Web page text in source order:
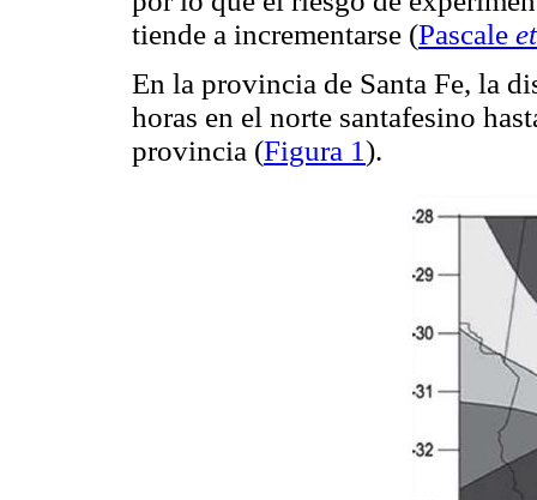
tiende a incrementarse (Pascale
En la provincia de Santa Fe, la
horas en el norte santafesino
provincia (Figura 1).